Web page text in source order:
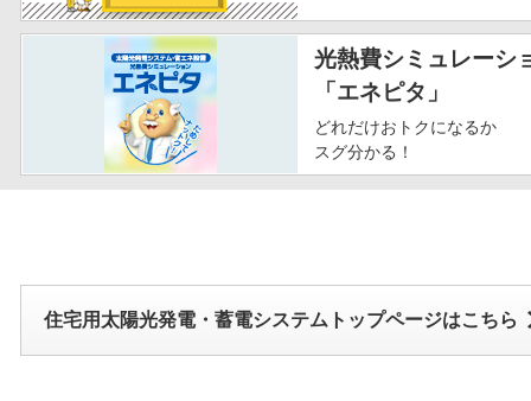
光熱費シミュレーシ
「エネピタ」
どれだけおトクになるか
スグ分かる！
住宅用太陽光発電・蓄電システムトップページはこちら